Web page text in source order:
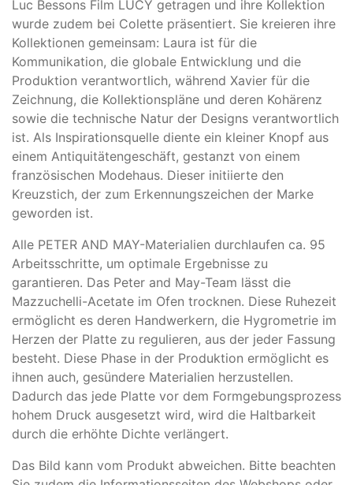
Luc Bessons Film LUCY getragen und ihre Kollektion
wurde zudem bei Colette präsentiert. Sie kreieren ihre
Kollektionen gemeinsam: Laura ist für die
Kommunikation, die globale Entwicklung und die
Produktion verantwortlich, während Xavier für die
Zeichnung, die Kollektionspläne und deren Kohärenz
sowie die technische Natur der Designs verantwortlich
ist. Als Inspirationsquelle diente ein kleiner Knopf aus
einem Antiquitätengeschäft, gestanzt von einem
französischen Modehaus. Dieser initiierte den
Kreuzstich, der zum Erkennungszeichen der Marke
geworden ist.
Alle PETER AND MAY-Materialien durchlaufen ca. 95
Arbeitsschritte, um optimale Ergebnisse zu
garantieren. Das Peter and May-Team lässt die
Mazzuchelli-Acetate im Ofen trocknen. Diese Ruhezeit
ermöglicht es deren Handwerkern, die Hygrometrie im
Herzen der Platte zu regulieren, aus der jeder Fassung
besteht. Diese Phase in der Produktion ermöglicht es
ihnen auch, gesündere Materialien herzustellen.
Dadurch das jede Platte vor dem Formgebungsprozess
hohem Druck ausgesetzt wird, wird die Haltbarkeit
durch die erhöhte Dichte verlängert.
Das Bild kann vom Produkt abweichen. Bitte beachten